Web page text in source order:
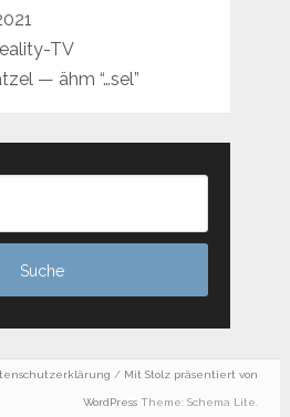
TV
— ähm “…sel”
/ Mit Stolz präsentiert von
WordPress Theme: Schema Lite.